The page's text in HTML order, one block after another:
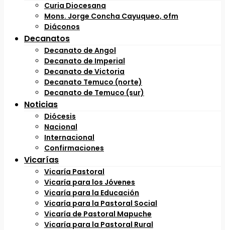
Curia Diocesana
Mons. Jorge Concha Cayuqueo, ofm
Diáconos
Decanatos
Decanato de Angol
Decanato de Imperial
Decanato de Victoria
Decanato Temuco (norte)
Decanato de Temuco (sur)
Noticias
Diócesis
Nacional
Internacional
Confirmaciones
Vicarías
Vicaría Pastoral
Vicaría para los Jóvenes
Vicaría para la Educación
Vicaría para la Pastoral Social
Vicaría de Pastoral Mapuche
Vicaría para la Pastoral Rural